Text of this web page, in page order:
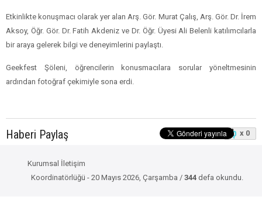
Etkinlikte konuşmacı olarak yer alan Arş. Gör. Murat Çalış, Arş. Gör. Dr. İrem
Aksoy, Öğr. Gör. Dr. Fatih Akdeniz ve Dr. Öğr. Üyesi Ali Belenli katılımcılarla
bir araya gelerek bilgi ve deneyimlerini paylaştı.
Geekfest Şöleni, öğrencilerin konusmacılara sorular yöneltmesinin
ardından fotoğraf çekimiyle sona erdi.
Haberi Paylaş x 0
Kurumsal İletişim
Koordinatörlüğü - 20 Mayıs 2026, Çarşamba / 344defa okundu.